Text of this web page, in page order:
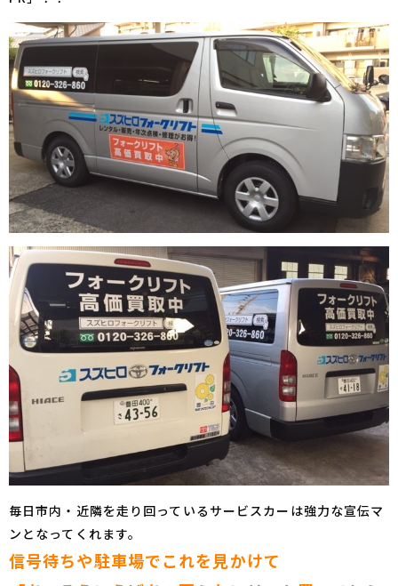
毎日市内・近隣を走り回っているサービスカーは強力な宣伝マ
ンとなってくれます。
信号待ちや駐車場でこれを見かけて